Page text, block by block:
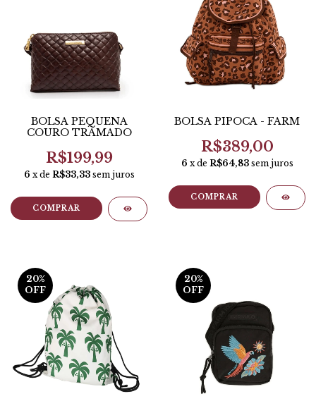
BOLSA PEQUENA
COURO TRAMADO
R$199,99
6 x de R$33,33 sem juros
COMPRAR
BOLSA PIPOCA - FARM
R$389,00
6 x de R$64,83 sem juros
COMPRAR
20%
OFF
20%
OFF